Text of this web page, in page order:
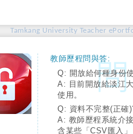
Tamkang University Teacher
教師歷程問與答:
Q: 開放給何種身份
A: 目前開放給淡江
使用。
Q: 資料不完整(正確
A: 教師歷程系統介
含某些「CSV匯入